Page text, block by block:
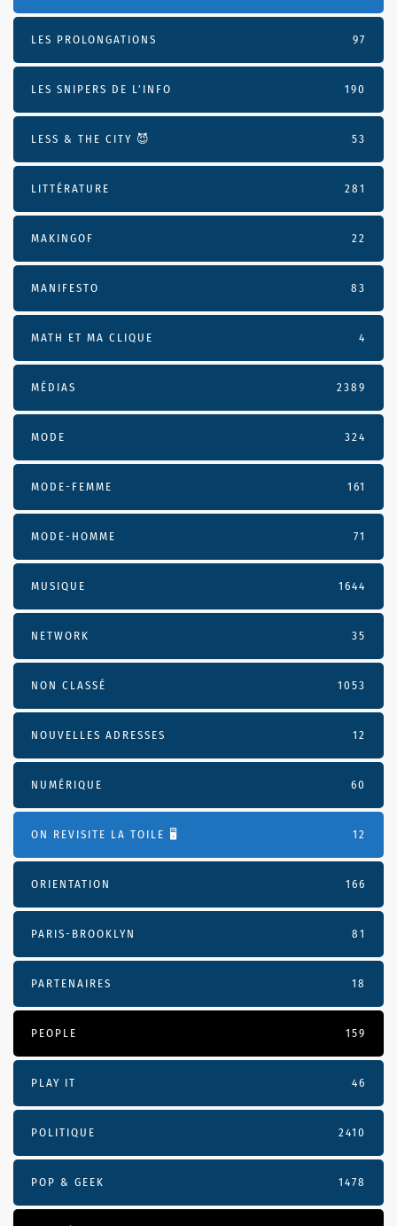
LES PROLONGATIONS 97
LES SNIPERS DE L’INFO 190
LESS & THE CITY 😈 53
LITTÉRATURE 281
MAKINGOF 22
MANIFESTO 83
MATH ET MA CLIQUE 4
MÉDIAS 2389
MODE 324
MODE-FEMME 161
MODE-HOMME 71
MUSIQUE 1644
NETWORK 35
NON CLASSÉ 1053
NOUVELLES ADRESSES 12
NUMÉRIQUE 60
ON REVISITE LA TOILE 🖥️ 12
ORIENTATION 166
PARIS-BROOKLYN 81
PARTENAIRES 18
PEOPLE 159
PLAY IT 46
POLITIQUE 2410
POP & GEEK 1478